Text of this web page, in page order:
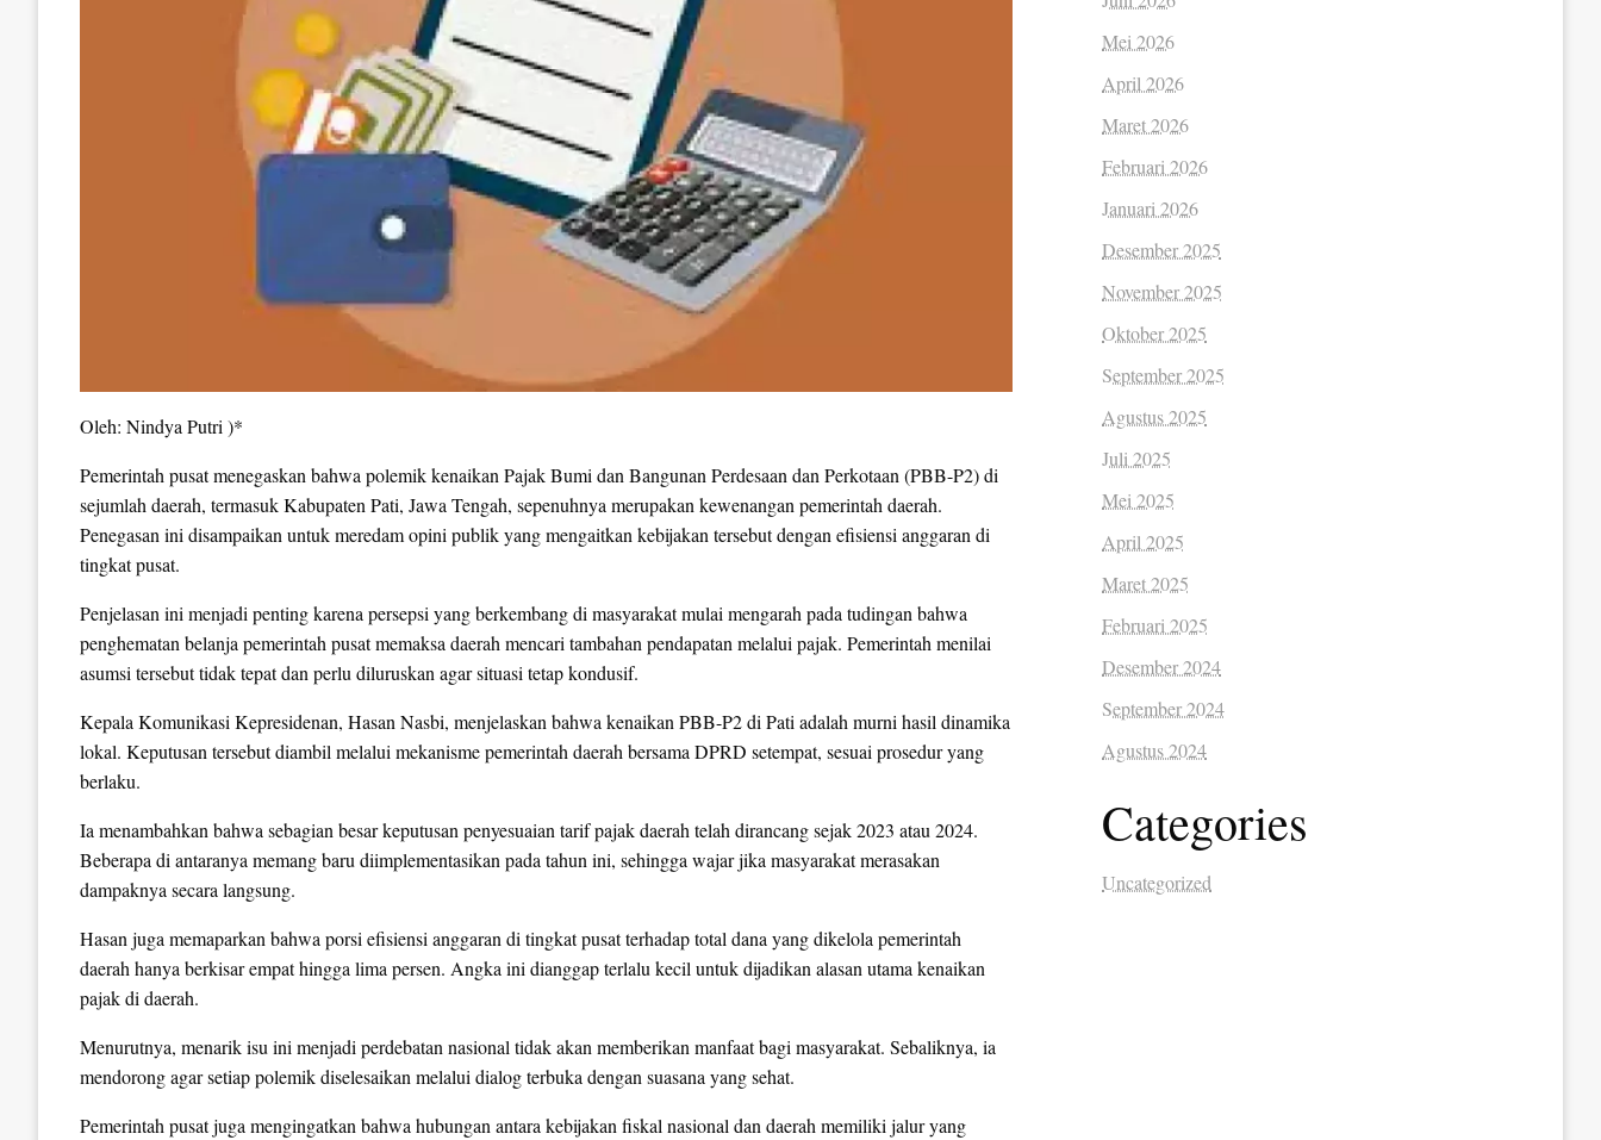
Oleh: Nindya Putri )*
Pemerintah pusat menegaskan bahwa polemik kenaikan Pajak Bumi dan Bangunan Perdesaan dan Perkotaan (PBB-P2) di
sejumlah daerah, termasuk Kabupaten Pati, Jawa Tengah, sepenuhnya merupakan kewenangan pemerintah daerah.
Penegasan ini disampaikan untuk meredam opini publik yang mengaitkan kebijakan tersebut dengan efisiensi anggaran di
tingkat pusat.
Penjelasan ini menjadi penting karena persepsi yang berkembang di masyarakat mulai mengarah pada tudingan bahwa
penghematan belanja pemerintah pusat memaksa daerah mencari tambahan pendapatan melalui pajak. Pemerintah menilai
asumsi tersebut tidak tepat dan perlu diluruskan agar situasi tetap kondusif.
Kepala Komunikasi Kepresidenan, Hasan Nasbi, menjelaskan bahwa kenaikan PBB-P2 di Pati adalah murni hasil dinamika
lokal. Keputusan tersebut diambil melalui mekanisme pemerintah daerah bersama DPRD setempat, sesuai prosedur yang
berlaku.
Ia menambahkan bahwa sebagian besar keputusan penyesuaian tarif pajak daerah telah dirancang sejak 2023 atau 2024.
Beberapa di antaranya memang baru diimplementasikan pada tahun ini, sehingga wajar jika masyarakat merasakan
dampaknya secara langsung.
Hasan juga memaparkan bahwa porsi efisiensi anggaran di tingkat pusat terhadap total dana yang dikelola pemerintah
daerah hanya berkisar empat hingga lima persen. Angka ini dianggap terlalu kecil untuk dijadikan alasan utama kenaikan
pajak di daerah.
Menurutnya, menarik isu ini menjadi perdebatan nasional tidak akan memberikan manfaat bagi masyarakat. Sebaliknya, ia
mendorong agar setiap polemik diselesaikan melalui dialog terbuka dengan suasana yang sehat.
Pemerintah pusat juga mengingatkan bahwa hubungan antara kebijakan fiskal nasional dan daerah memiliki jalur yang
Mei 2026
April 2026
Maret 2026
Februari 2026
Januari 2026
Desember 2025
November 2025
Oktober 2025
September 2025
Agustus 2025
Juli 2025
Mei 2025
April 2025
Maret 2025
Februari 2025
Desember 2024
September 2024
Agustus 2024
Categories
Uncategorized